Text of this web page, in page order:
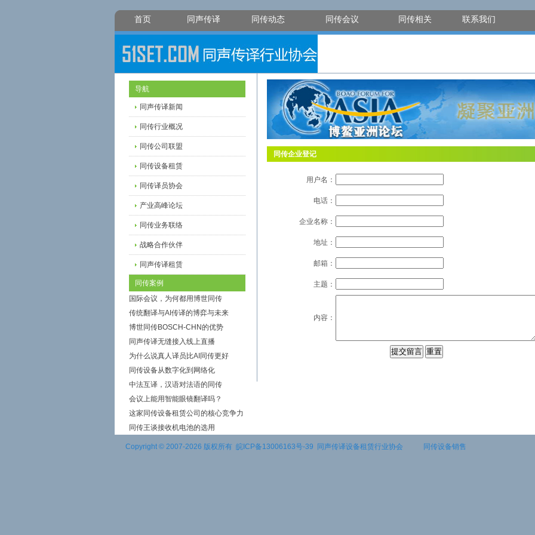
首页 同声传译 同传动态 同传会议 同传相关 联系我们
导航
同声传译新闻
同传行业概况
同传公司联盟
同传设备租赁
同传译员协会
产业高峰论坛
同传业务联络
战略合作伙伴
同声传译租赁
同传案例
国际会议，为何都用博世同传
传统翻译与AI传译的博弈与未来
博世同传BOSCH-CHN的优势
同声传译无缝接入线上直播
为什么说真人译员比AI同传更好
同传设备从数字化到网络化
中法互译，汉语对法语的同传
会议上能用智能眼镜翻译吗？
这家同传设备租赁公司的核心竞争力
同传王谈接收机电池的选用
同传企业登记
用户名：
电话：
企业名称：
地址：
邮箱：
主题：
内容：
Copyright © 2007-2026 版权所有 皖ICP备13006163号-39 同声传译设备租赁行业协会 同传设备销售